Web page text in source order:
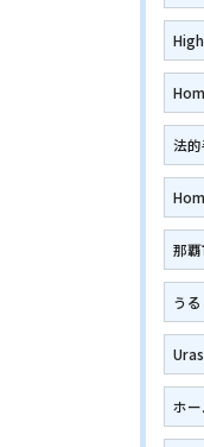
法的
那
う
ホ